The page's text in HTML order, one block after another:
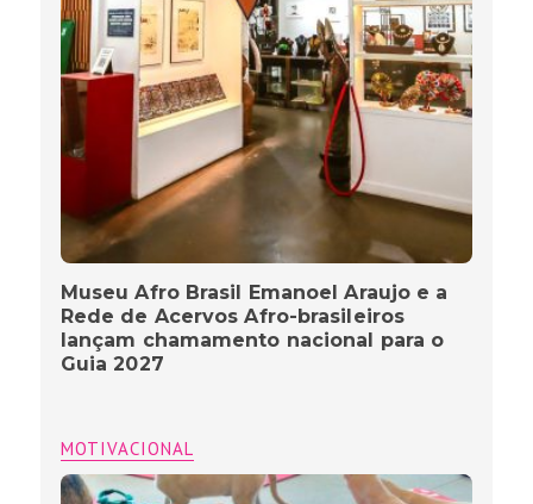
Museu Afro Brasil Emanoel Araujo e a
Rede de Acervos Afro-brasileiros
lançam chamamento nacional para o
Guia 2027
MOTIVACIONAL